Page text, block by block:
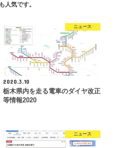
人気です。
ニュース
2020.3.10
栃木県内を走る電車のダイヤ改正
等情報2020
ニュース